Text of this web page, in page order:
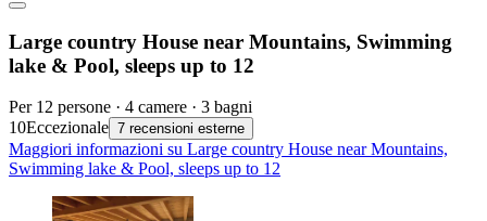
Large country House near Mountains, Swimming
lake & Pool, sleeps up to 12
Per 12 persone · 4 camere · 3 bagni
10Eccezionale 7 recensioni esterne
Maggiori informazioni su Large country House near Mountains,
Swimming lake & Pool, sleeps up to 12